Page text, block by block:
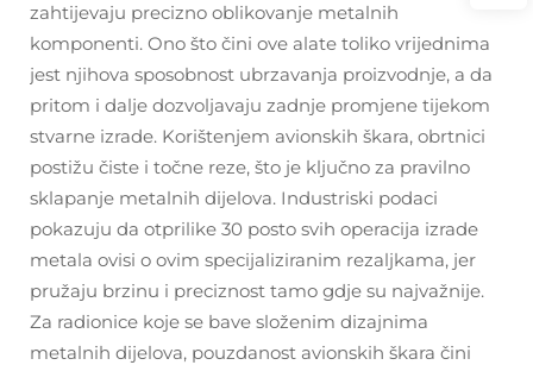
zahtijevaju precizno oblikovanje metalnih
komponenti. Ono što čini ove alate toliko vrijednima
jest njihova sposobnost ubrzavanja proizvodnje, a da
pritom i dalje dozvoljavaju zadnje promjene tijekom
stvarne izrade. Korištenjem avionskih škara, obrtnici
postižu čiste i točne reze, što je ključno za pravilno
sklapanje metalnih dijelova. Industriski podaci
pokazuju da otprilike 30 posto svih operacija izrade
metala ovisi o ovim specijaliziranim rezaljkama, jer
pružaju brzinu i preciznost tamo gdje su najvažnije.
Za radionice koje se bave složenim dizajnima
metalnih dijelova, pouzdanost avionskih škara čini